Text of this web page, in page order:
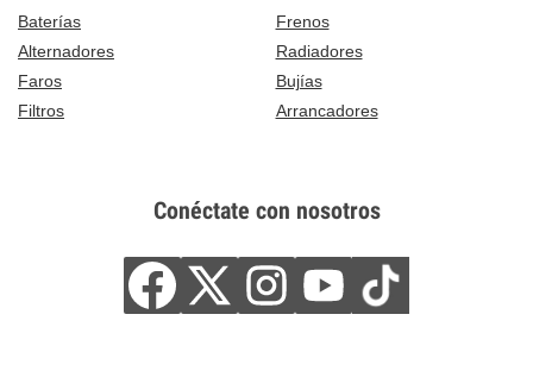
Baterías
Frenos
Alternadores
Radiadores
Faros
Bujías
Filtros
Arrancadores
Conéctate con nosotros